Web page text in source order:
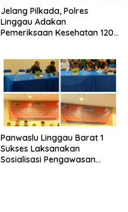
Jelang Pilkada, Polres
Linggau Adakan
Pemeriksaan Kesehatan 120
Panwaslu Linggau Barat 1
Sukses Laksanakan
Sosialisasi Pengawasan